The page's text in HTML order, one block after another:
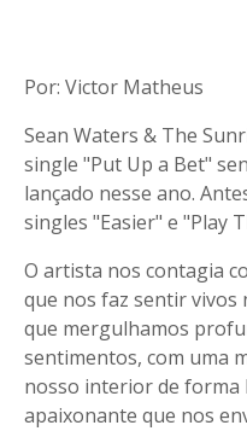
Por: Victor Matheus
Sean Waters & The
single "Put Up a Bet"
lançado nesse ano.
singles "Easier" e "Play
O artista nos contagia
que nos faz sentir vivos
que mergulhamos
sentimentos, com uma
nosso interior de forma
apaixonante que nos